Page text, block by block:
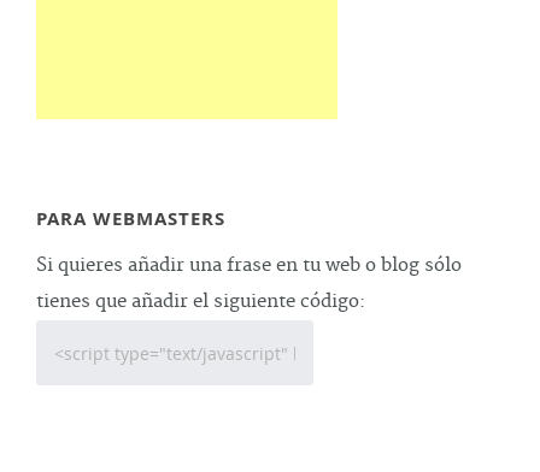
PARA WEBMASTERS
Si quieres añadir una frase en tu web o blog sólo
tienes que añadir el siguiente código: